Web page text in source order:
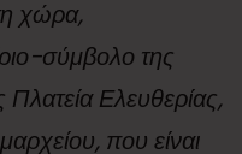
χώρα,
σύμβολο της
Ελευθερίας,
που είναι